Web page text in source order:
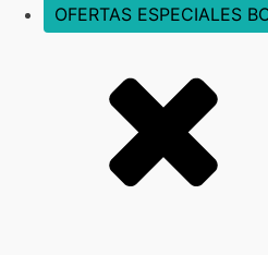
OFERTAS ESPECIALES